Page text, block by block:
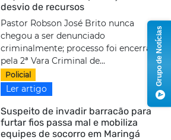
desvio de recursos
Pastor Robson José Brito nunca
chegou a ser denunciado
criminalmente; processo foi encerrado
pela 2ª Vara Criminal de...
Policial
Ler artigo
Suspeito de invadir barracão para
furtar fios passa mal e mobiliza
equipes de socorro em Maringá
Grupo de Notícias